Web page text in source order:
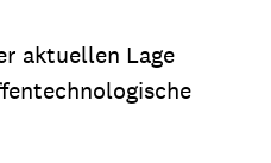
aktuellen Lage